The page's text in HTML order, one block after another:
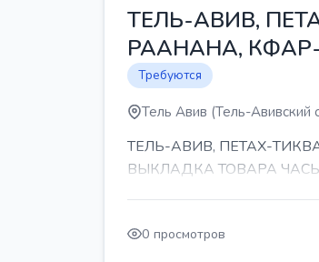
ТЕЛЬ-АВИВ,
РААНАНА,
Требуются
Тель Авив (Тель-Авивский
ТЕЛЬ-АВИВ, ПЕТАХ-
ВЫКЛАДКА ТОВАРА ЧАСЫ
0 просмотров